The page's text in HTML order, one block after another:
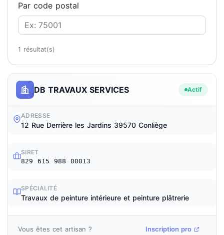
DB TRAVAUX SERVICES Actif
ADRESSE
12 Rue Derrière les Jardins 39570 Conliège
SIRET
829 615 988 00013
SPÉCIALITÉ
Travaux de peinture intérieure et peinture plâtrerie
Vous êtes cet artisan ? Inscription pro
Par code postal
1 résultat(s)